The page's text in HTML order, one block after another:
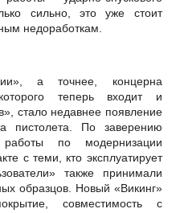
сильно, это уже стоит
недоработкам.
а точнее, концерна
теперь входит и
стало недавнее появление
пистолета. По заверению
работы по модернизации
с теми, кто эксплуатирует
также принимали
образцов. Новый «Викинг»
совместимость с